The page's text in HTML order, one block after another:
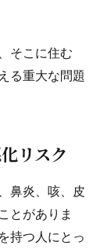
そこに住む
る重大な問題
リスク
鼻炎、咳、皮
とがありま
持つ人にとっ